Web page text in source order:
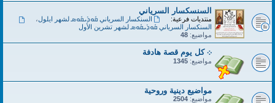
السنسكسار السرياني
منتديات فرعية: السنكسار السرياني ܩܽܘܕܺܝܩܽܘܣ لشهر ايلول،
السنكسار السرياني ܩܽܘܕܺܝܩܽܘܣ لشهر تشرين الأول
مواضيع: 48
܀ كل يوم قصة هادفة
مواضيع: 1345
مواضيع دينية وروحية
مواضيع: 2504